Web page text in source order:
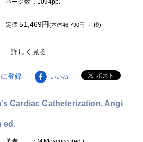
定価51,469円(本体46,790円 ＋ 税)
詳しく見る
登録 いいね
Cardiac Catheterization, Angi
ed.